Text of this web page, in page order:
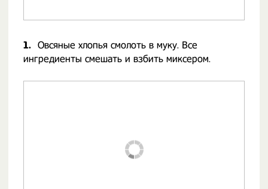
1. Овсяные хлопья смолоть в муку. Все
ингредиенты смешать и взбить миксером.